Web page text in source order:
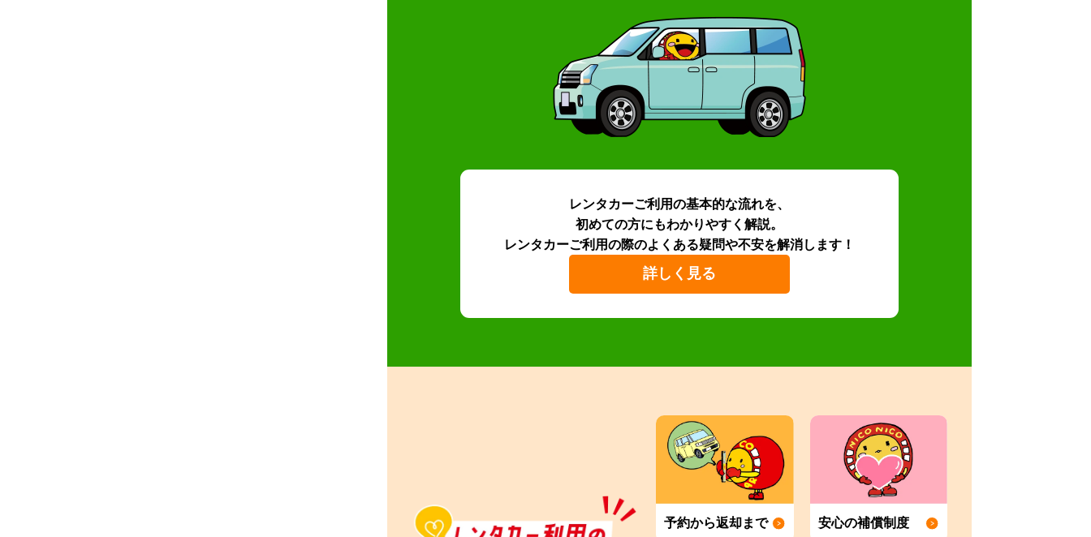
レンタカーご利用の基本的な流れを、
初めての方にもわかりやすく解説。
レンタカーご利用の際のよくある疑問や不安を解消します！
詳しく見る
予約から返却まで 安心の補償制度